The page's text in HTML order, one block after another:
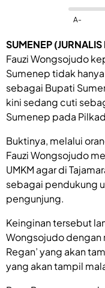
A-
SUMENEP
Fauzi Wongsojudo
Sumenep tidak
sebagai Bupati
kini sedang cuti
Sumenep pada
Buktinya, melalui
Fauzi Wongsojudo
UMKM agar di
sebagai pendukung
pengunjung.
Keinginan tersebut
Wongsojudo dengan
Regan’ yang akan
yang akan tampil